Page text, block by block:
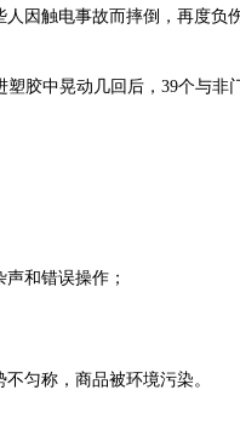
因触电事故而摔倒，再度负
胶中晃动几回后，39个与
和错误操作；
匀称，商品被环境污染。